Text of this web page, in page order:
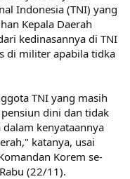
Indonesia (TNI) yang
Kepala Daerah
kedinasannya di TNI
di militer apabila tidka
TNI yang masih
dini dan tidak
kenyataannya
katanya, usai
Korem se-
(22/11).